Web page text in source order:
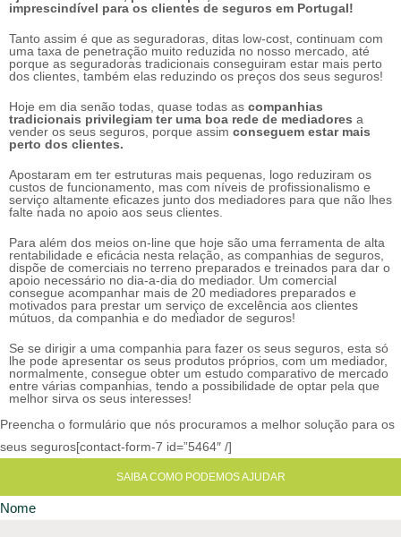
imprescindível para os clientes de seguros em Portugal!
Tanto assim é que as seguradoras, ditas low-cost, continuam com
uma taxa de penetração muito reduzida no nosso mercado, até
porque as seguradoras tradicionais conseguiram estar mais perto
dos clientes, também elas reduzindo os preços dos seus seguros!
Hoje em dia senão todas, quase todas as companhias
tradicionais privilegiam ter uma boa rede de mediadores a
vender os seus seguros, porque assim conseguem estar mais
perto dos clientes.
Apostaram em ter estruturas mais pequenas, logo reduziram os
custos de funcionamento, mas com níveis de profissionalismo e
serviço altamente eficazes junto dos mediadores para que não lhes
falte nada no apoio aos seus clientes.
Para além dos meios on-line que hoje são uma ferramenta de alta
rentabilidade e eficácia nesta relação, as companhias de seguros,
dispõe de comerciais no terreno preparados e treinados para dar o
apoio necessário no dia-a-dia do mediador. Um comercial
consegue acompanhar mais de 20 mediadores preparados e
motivados para prestar um serviço de excelência aos clientes
mútuos, da companhia e do mediador de seguros!
Se se dirigir a uma companhia para fazer os seus seguros, esta só
lhe pode apresentar os seus produtos próprios, com um mediador,
normalmente, consegue obter um estudo comparativo de mercado
entre várias companhias, tendo a possibilidade de optar pela que
melhor sirva os seus interesses!
Preencha o formulário que nós procuramos a melhor solução para os
seus seguros[contact-form-7 id=”5464″ /]
SAIBA COMO PODEMOS AJUDAR
Nome